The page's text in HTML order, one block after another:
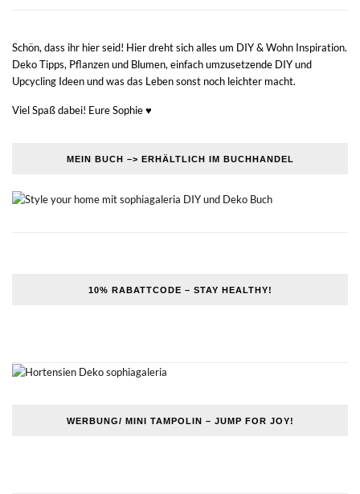
Schön, dass ihr hier seid! Hier dreht sich alles um DIY & Wohn Inspiration.
Deko Tipps, Pflanzen und Blumen, einfach umzusetzende DIY und
Upcycling Ideen und was das Leben sonst noch leichter macht.
Viel Spaß dabei! Eure Sophie ♥
MEIN BUCH –> ERHÄLTLICH IM BUCHHANDEL
10% RABATTCODE – STAY HEALTHY!
WERBUNG/ MINI TAMPOLIN – JUMP FOR JOY!